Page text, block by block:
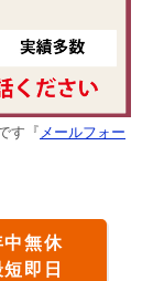
す『 メールフォー
中無休
短即日